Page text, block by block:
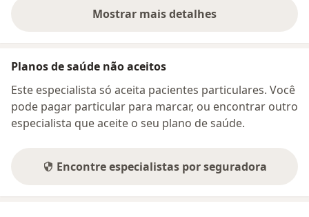
Mostrar mais detalhes
sobre o endereço
Planos de saúde não aceitos
Este especialista só aceita pacientes particulares. Você
pode pagar particular para marcar, ou encontrar outro
especialista que aceite o seu plano de saúde.
Encontre especialistas por seguradora